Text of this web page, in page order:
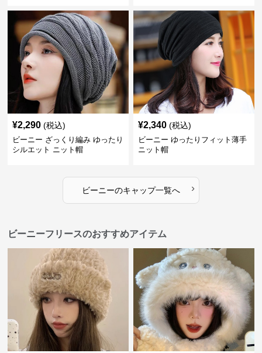
¥2,290 (税込)
ビーニー ざっくり編み ゆったり
シルエット ニット帽
¥2,340 (税込)
ビーニー ゆったりフィット薄手
ニット帽
ビーニーのキャップ一覧へ ›
ビーニーフリースのおすすめアイテム